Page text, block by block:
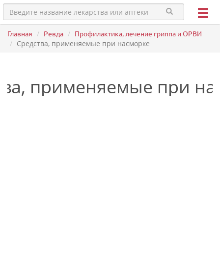
Главная Ревда Профилактика, лечение гриппа и ОРВИ
Средства, применяемые при насморке
применяемые при